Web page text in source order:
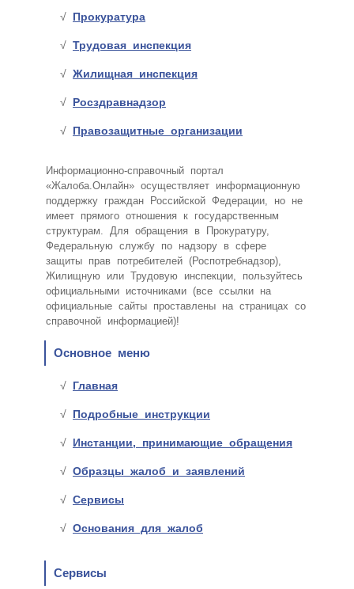
Прокуратура
Трудовая инспекция
Жилищная инспекция
Росздравнадзор
Правозащитные организации
Информационно-справочный портал
«Жалоба.Онлайн» осуществляет информационную
поддержку граждан Российской Федерации, но не
имеет прямого отношения к государственным
структурам. Для обращения в Прокуратуру,
Федеральную службу по надзору в сфере
защиты прав потребителей (Роспотребнадзор),
Жилищную или Трудовую инспекции, пользуйтесь
официальными источниками (все ссылки на
официальные сайты проставлены на страницах со
справочной информацией)!
Основное меню
Главная
Подробные инструкции
Инстанции, принимающие обращения
Образцы жалоб и заявлений
Сервисы
Основания для жалоб
Сервисы